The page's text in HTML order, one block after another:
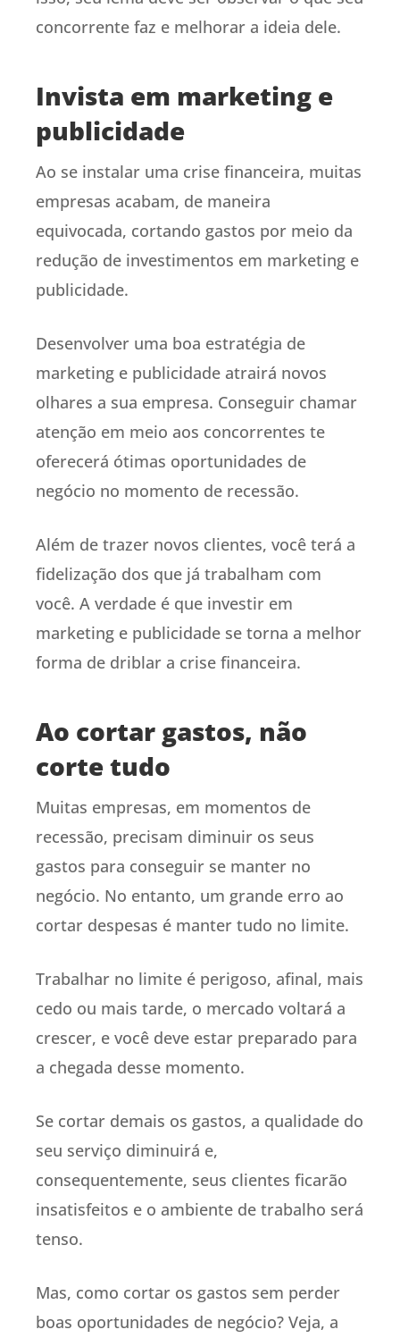
concorrente faz e melhorar a ideia dele.
Invista em marketing e
publicidade
Ao se instalar uma crise financeira, muitas
empresas acabam, de maneira
equivocada, cortando gastos por meio da
redução de investimentos em marketing e
publicidade.
Desenvolver uma boa estratégia de
marketing e publicidade atrairá novos
olhares a sua empresa. Conseguir chamar
atenção em meio aos concorrentes te
oferecerá ótimas oportunidades de
negócio no momento de recessão.
Além de trazer novos clientes, você terá a
fidelização dos que já trabalham com
você. A verdade é que investir em
marketing e publicidade se torna a melhor
forma de driblar a crise financeira.
Ao cortar gastos, não
corte tudo
Muitas empresas, em momentos de
recessão, precisam diminuir os seus
gastos para conseguir se manter no
negócio. No entanto, um grande erro ao
cortar despesas é manter tudo no limite.
Trabalhar no limite é perigoso, afinal, mais
cedo ou mais tarde, o mercado voltará a
crescer, e você deve estar preparado para
a chegada desse momento.
Se cortar demais os gastos, a qualidade do
seu serviço diminuirá e,
consequentemente, seus clientes ficarão
insatisfeitos e o ambiente de trabalho será
tenso.
Mas, como cortar os gastos sem perder
boas oportunidades de negócio? Veja, a